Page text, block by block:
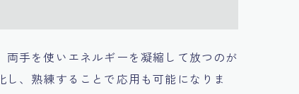
手を使いエネルギーを凝縮して放つのが
、熟練することで応用も可能になりま